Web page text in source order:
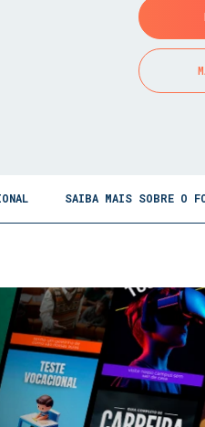
SAIBA MAIS SOBRE O